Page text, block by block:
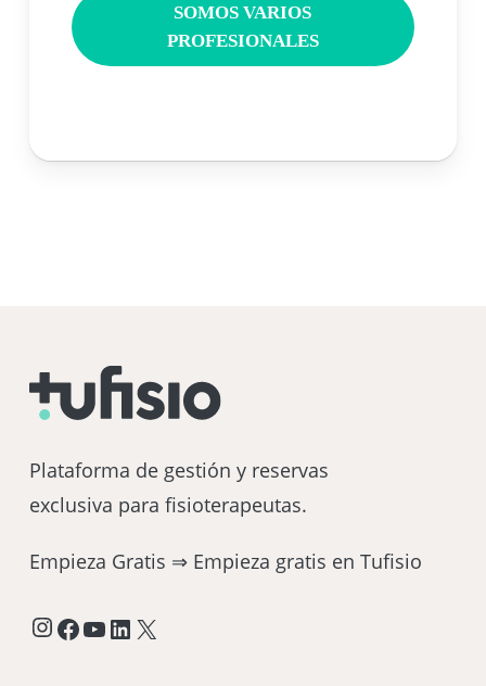
SOMOS VARIOS
PROFESIONALES
Plataforma de gestión y reservas
exclusiva para fisioterapeutas.
Empieza Gratis ⇒ Empieza gratis en Tufisio
Instagram
Facebook
YouTube
LinkedIn